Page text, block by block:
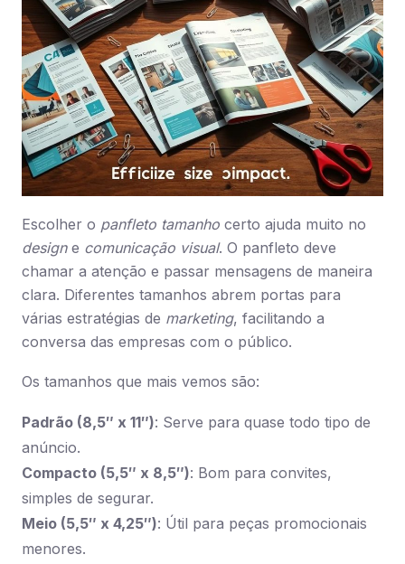
Escolher o panfleto tamanho certo ajuda muito no
designe comunicação visual. O panfleto deve
chamar a atenção e passar mensagens de maneira
clara. Diferentes tamanhos abrem portas para
várias estratégias de marketing, facilitando a
conversa das empresas com o público.
Os tamanhos que mais vemos são:
Padrão (8,5″ x 11″): Serve para quase todo tipo de
anúncio.
Compacto (5,5″ x 8,5″): Bom para convites,
simples de segurar.
Meio (5,5″ x 4,25″): Útil para peças promocionais
menores.